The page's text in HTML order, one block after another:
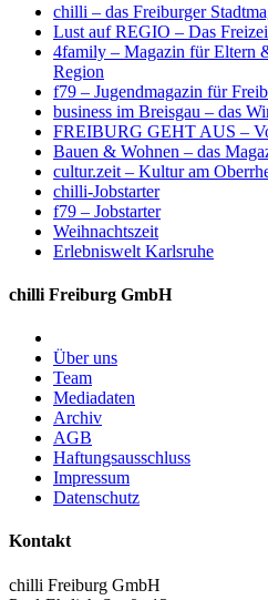
chilli – das Freiburger
Lust auf REGIO – Das
4family – Magazin für Eltern
Region
f79 – Jugendmagazin für
business im Breisgau – das
FREIBURG GEHT AUS –
Bauen & Wohnen – das
cultur.zeit – Kultur am
chilli-Jobstarter
f79 – Jobstarter
Weihnachtszeit
Erlebniswelt Karlsruhe
chilli Freiburg GmbH
Über uns
Team
Mediadaten
Archiv
AGB
Haftungsausschluss
Impressum
Datenschutz
Kontakt
chilli Freiburg GmbH